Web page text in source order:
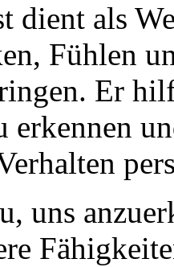
dient als
Fühlen
Er
erkennen
uns